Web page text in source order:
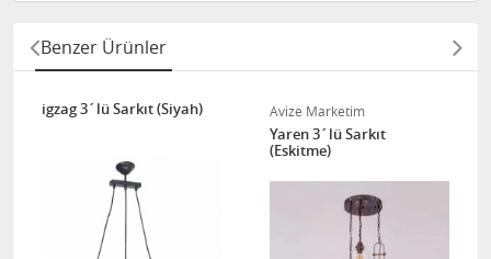
Benzer Ürünler
igzag 3´lü Sarkıt (Siyah) Avize Marketim
Yaren 3´lü Sarkıt
(Eskitme)